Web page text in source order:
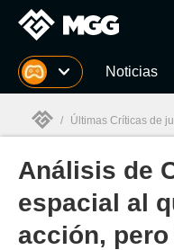
MGG Noticias
MGG
/ Últimas Críticas de
Análisis de
espacial al
acción,